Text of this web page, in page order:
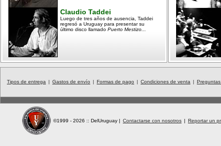
Claudio Taddei
Luego de tres años de ausencia, Taddei
regresó a Uruguay para presentar su
último disco llamado Puerto Mestizo...
Tipos de entrega | Gastos de envío | Formas de pago | Condiciones de venta |
©1999 - 2026 :: DelUruguay | Contactarse con nosotros | Reportar un